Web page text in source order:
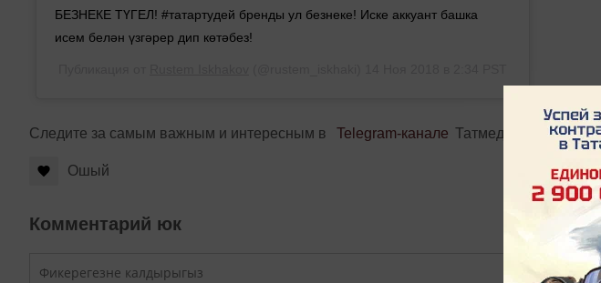
БЕЗНЕКЕ ТҮГЕЛ! #татартудей бренды ул безнеке! Иске аккуант башка
исем белән үзгәрер дип көтәбез!
Следите за самым важным и интересным в Telegram-канале Татмедиа
Ошый
Комментарий юк